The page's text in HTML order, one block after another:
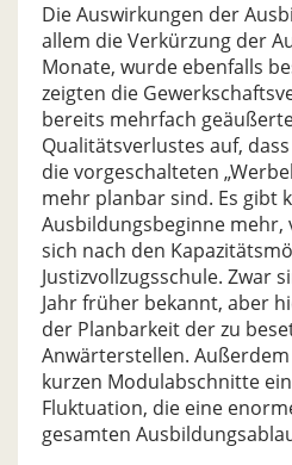
Die Auswirkungen der
allem die Verkürzung der
Monate, wurde ebenfalls
zeigten die
bereits mehrfach
Qualitätsverlustes auf,
die vorgeschalteten
mehr planbar sind. Es gibt
Ausbildungsbeginne
sich nach den
Justizvollzugsschule. Zwar
Jahr früher bekannt, aber
der Planbarkeit der zu
Anwärterstellen.
kurzen Modulabschnitte
Fluktuation, die eine
gesamten